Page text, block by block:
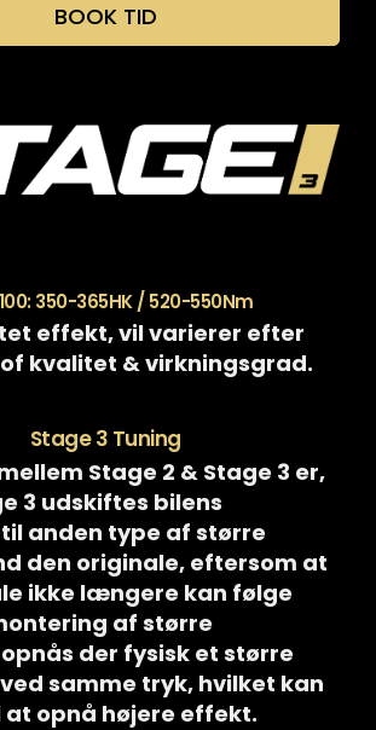
BOOK TID
350-365HK / 520-550Nm
effekt, vil varierer efter
kvalitet & virkningsgrad.
Stage 3 Tuning
Stage 2 & Stage 3 er,
3 udskiftes bilens
anden type af større
den originale, eftersom at
ikke længere kan følge
af større
der fysisk et større
samme tryk, hvilket kan
opnå højere effekt.